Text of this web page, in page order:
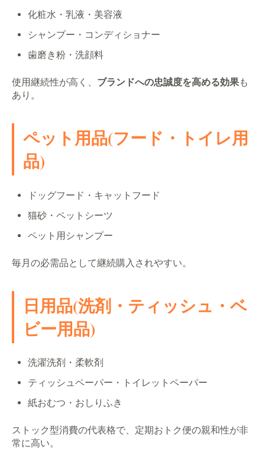
化粧水・乳液・美容液
シャンプー・コンディショナー
歯磨き粉・洗顔料
使用継続性が高く、 ブランドへの忠誠度を高める効果も
あり。
ペット用品(フード・トイレ用
品)
ドッグフード・キャットフード
猫砂・ペットシーツ
ペット用シャンプー
毎月の必需品として継続購入されやすい。
日用品(洗剤・ティッシュ・ベ
ビー用品)
洗濯洗剤・柔軟剤
ティッシュペーパー・トイレットペーパー
紙おむつ・おしりふき
ストック型消費の代表格で、定期おトク便の親和性が非
常に高い。